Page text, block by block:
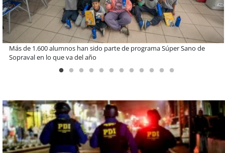
Estudiantes de la UCN desarrollan tecnología para modernizar la
operación de Ultraport Coquimbo